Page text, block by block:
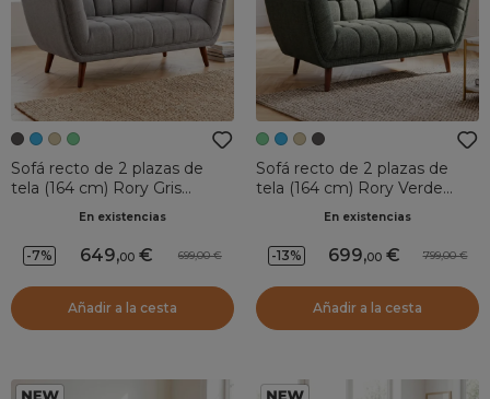
Sofá recto de 2 plazas de
tela (164 cm) Rory Gris
En existencias
-7% 649,00 699,00
Añadir a la cesta
Sofá recto de 2 plazas de
tela (164 cm) Rory Verde
En existencias
-13% 699,00 799,00
Añadir a la cesta